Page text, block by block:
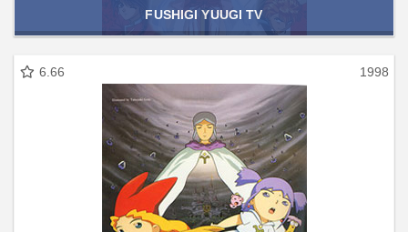
FUSHIGI YUUGI TV
6.66 1998